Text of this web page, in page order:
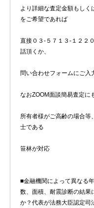
より詳細な査定金額もしく
をご希望であれば
直接０３-５７１３-１２２
話頂くか、
問い合わせフォームにご入
なおZOOM面談簡易査定に
所有者様がご高齢の場合等
士である
笹林が対応
■金融機関によって異なる
数、面積、耐震診断の結果
か？代表が法務大臣認定司